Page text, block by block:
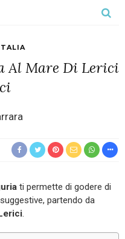
Al Mare Di Lerici
ti permette di godere di
partendo da
.